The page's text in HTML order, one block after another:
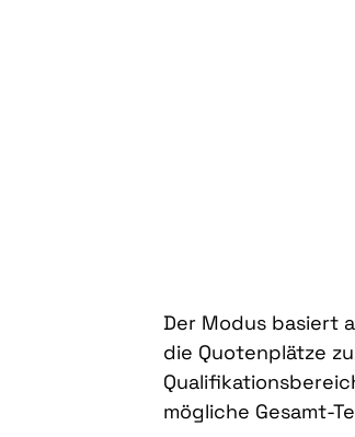
Der Modus basiert
die Quotenplätze
mögliche Gesamt-